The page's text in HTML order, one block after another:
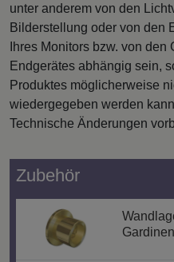
unter anderem von den
Bilderstellung oder von den
Ihres Monitors bzw. von
Endgerätes abhängig sein,
Produktes möglicherweise
wiedergegeben werden
Technische Änderungen
Zubehör